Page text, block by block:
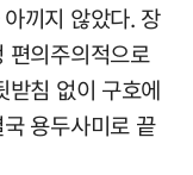
끼지 않았다. 장
편의주의적으로
받침 없이 구호에
용두사미로 끝